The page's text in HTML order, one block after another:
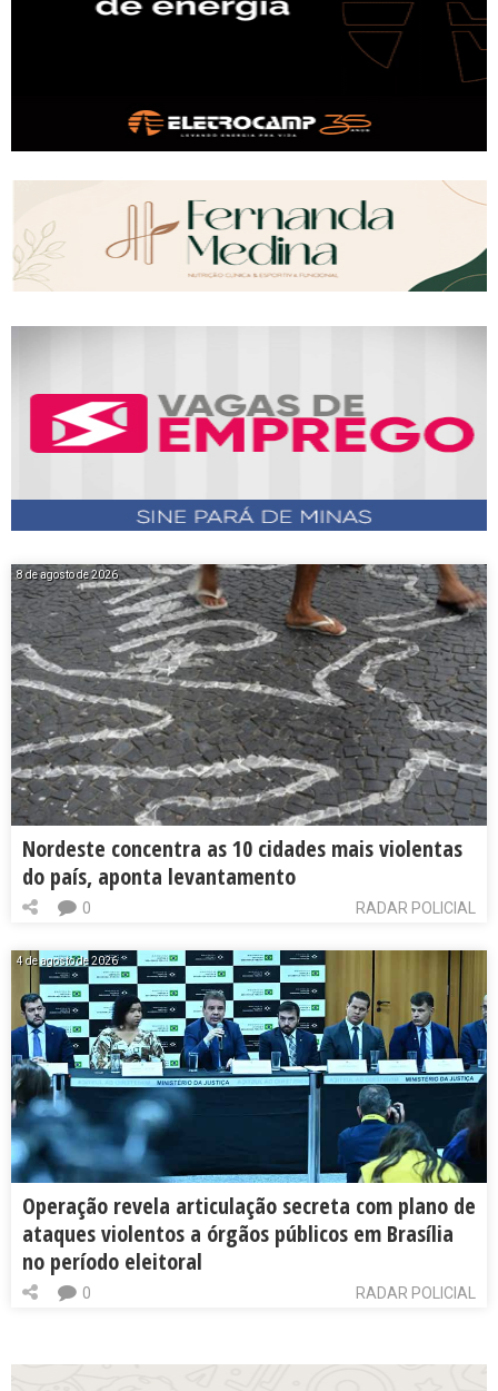
8 de agosto de 2026
Nordeste concentra as 10 cidades mais violentas
do país, aponta levantamento
RADAR POLICIAL
0
4 de agosto de 2026
Operação revela articulação secreta com plano de
ataques violentos a órgãos públicos em Brasília
no período eleitoral
RADAR POLICIAL
0